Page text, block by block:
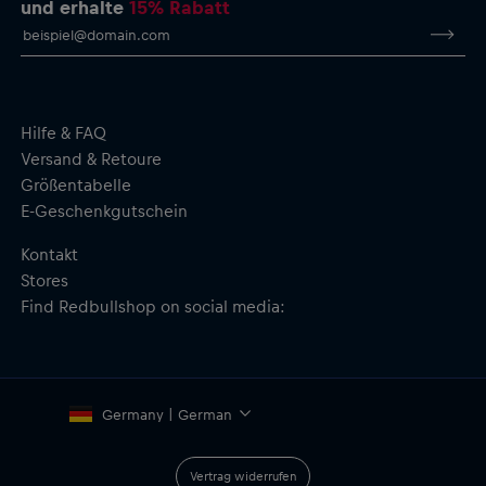
Verstellbarer Schulterriemen (abnehmbar)
Material: 100 % Baumwolle
und erhalte15% Rabatt
Hilfe & FAQ
Versand & Retoure
Größentabelle
E-Geschenkgutschein
Kontakt
Stores
Find Redbullshop on social media:
Germany | German
Vertrag widerrufen